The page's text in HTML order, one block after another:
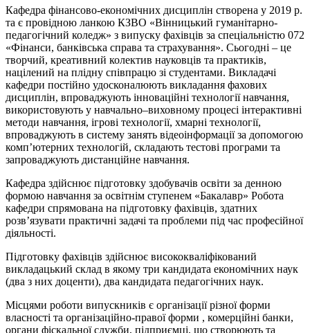
Кафедра фінансово-економічних дисциплін створена у 2019 р.
та є провідною ланкою КЗВО «Вінницький гуманітарно-
педагогічний коледж» з випуску фахівців за спеціальністю 072
«Фінанси, банківська справа та страхування». Сьогодні ‒ це
творчий, креативний колектив науковців та практиків,
націлений на плідну співпрацю зі студентами. Викладачі
кафедри постійно удосконалюють викладання фахових
дисциплін, впроваджують інноваційні технології навчання,
використовують у навчально–виховному процесі інтерактивні
методи навчання, ігрові технології, хмарні технології,
впроваджують в систему занять відеоінформації за допомогою
комп’ютерних технологій, складають тестові програми та
запроваджують дистанційне навчання.
Кафедра здійснює підготовку здобувачів освіти за денною
формою навчання за освітнім ступенем «Бакалавр» Робота
кафедри спрямована на підготовку фахівців, здатних
розв’язувати практичні задачі та проблеми під час професійної
діяльності.
Підготовку фахівців здійснює висококваліфікований
викладацький склад в якому три кандидата економічних наук
(два з них доценти), два кандидата педагогічних наук.
Місцями роботи випускників є організації різної форми
власності та організаційно-правої форми , комерційні банки,
органи фіскальної служби, підприємці, що створюють та